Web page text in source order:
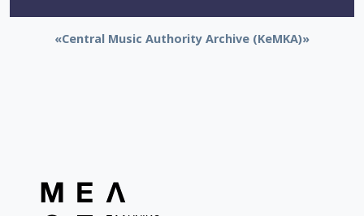
«Central Music Authority Archive (KeMKA)»